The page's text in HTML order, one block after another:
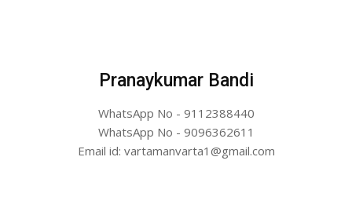
Pranaykumar Bandi
WhatsApp No - 9112388440
WhatsApp No - 9096362611
Email id: vartamanvarta1@gmail.com